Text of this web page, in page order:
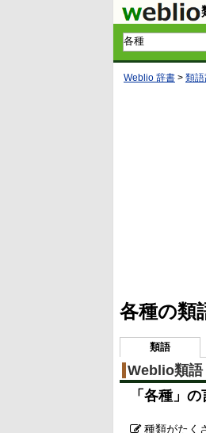
Weblio 辞書 > 類語
各種の類
類語
Weblio類語
「 各種 」
種類がたく